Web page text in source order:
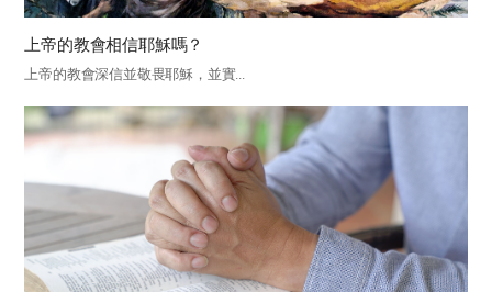
上帝的教會相信耶穌嗎？
上帝的教會深信並敬畏耶穌，並實...